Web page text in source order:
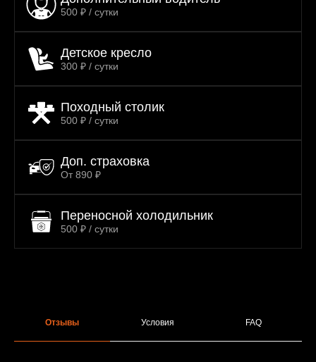
500 ₽ / сутки
Детское кресло
300 ₽ / сутки
Походный столик
500 ₽ / сутки
Доп. страховка
От 890 ₽
Переносной холодильник
500 ₽ / сутки
Отзывы Условия FAQ